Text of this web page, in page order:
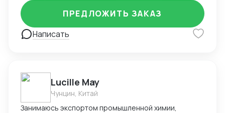
Написать
ПРЕДЛОЖИТЬ ЗАКАЗ
Lucille May
Чунцин, Китай
Занимаюсь экспортом промышленной химии,